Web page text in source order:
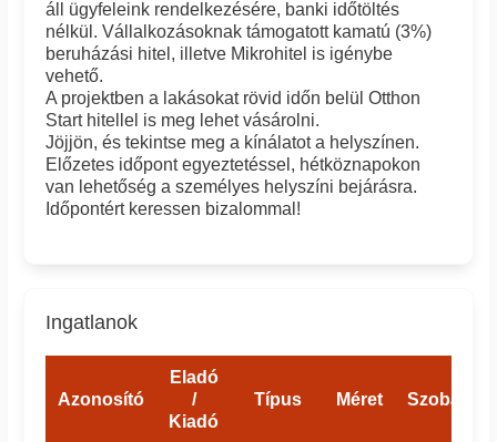
áll ügyfeleink rendelkezésére, banki időtöltés
nélkül. Vállalkozásoknak támogatott kamatú (3%)
beruházási hitel, illetve Mikrohitel is igénybe
vehető.
A projektben a lakásokat rövid időn belül Otthon
Start hitellel is meg lehet vásárolni.
Jöjjön, és tekintse meg a kínálatot a helyszínen.
Előzetes időpont egyeztetéssel, hétköznapokon
van lehetőség a személyes helyszíni bejárásra.
Időpontért keressen bizalommal!
Ingatlanok
Azonosító
Eladó
/
Kiadó
Típus Méret Szobák